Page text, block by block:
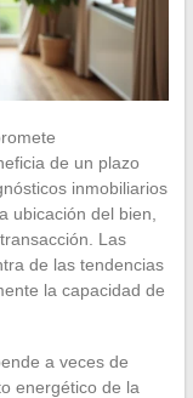
de un plazo
inmobiliarios
ubicación del bien,
Las
de las tendencias
la capacidad de
a veces de
energético de la